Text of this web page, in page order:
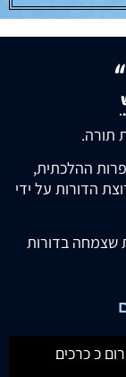
תורה.
ההלכתית,
הדורות על ידי
שצמחה בדורות
כ כרכים